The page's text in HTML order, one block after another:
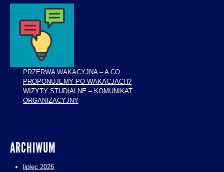
PRZERWA WAKACYJNA – A CO
PROPONUJEMY PO WAKACJACH?
WIZYTY STUDIALNE – KOMUNIKAT
ORGANIZACYJNY
ARCHIWUM
lipiec 2026